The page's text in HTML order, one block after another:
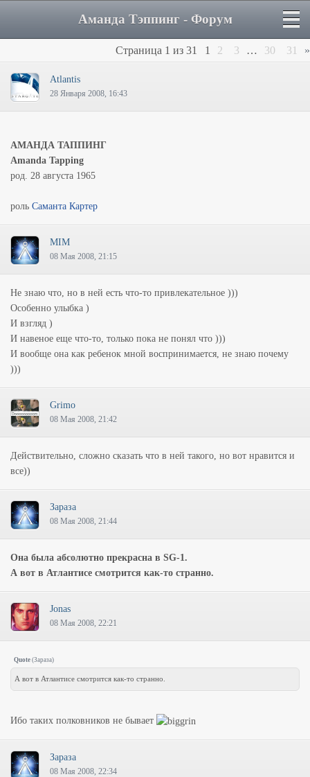
Аманда Тэппинг - Форум
Страница 1 из 31 1 2 3 … 30 31 »
Atlantis
28 Января 2008, 16:43
АМАНДА ТАППИНГ
Amanda Tapping
род. 28 августа 1965
роль Саманта Картер
MIM
08 Мая 2008, 21:15
Не знаю что, но в ней есть что-то привлекательное )))
Особенно улыбка )
И взгляд )
И навеное еще что-то, только пока не понял что )))
И вообще она как ребенок мной воспринимается, не знаю почему
)))
Grimo
08 Мая 2008, 21:42
Действительно, сложно сказать что в ней такого, но вот нравится и
все))
Зараза
08 Мая 2008, 21:44
Она была абсолютно прекрасна в SG-1.
А вот в Атлантисе смотрится как-то странно.
Jonas
08 Мая 2008, 22:21
Quote (Зараза)
А вот в Атлантисе смотрится как-то странно.
Ибо таких полковников не бывает
Зараза
08 Мая 2008, 22:34